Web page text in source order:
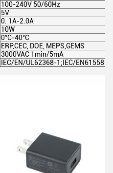
100-240V 50/60Hz
5V
0. 1A-2.0A
10W
0°C-40°C
ERP,CEC, DOE, MEPS,GEMS
3000VAC 1min/5mA
IEC/EN/UL62368-1;IEC/EN61558-